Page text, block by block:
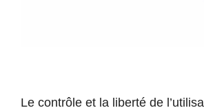
Le contrôle et la liberté de